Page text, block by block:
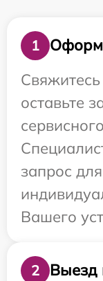
1
оставьте
запрос
Вашего
2
Выезд